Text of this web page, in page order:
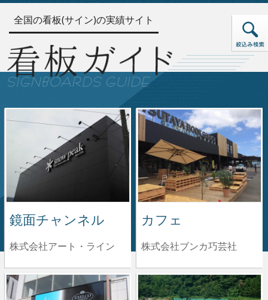
全国の看板(サイン)の実績サイト
鏡面チャンネル
株式会社アート・ライン
カフェ
株式会社ブンカ巧芸社